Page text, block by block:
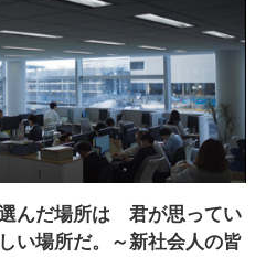
んだ場所は 君が思ってい
い場所だ。～新社会人の皆